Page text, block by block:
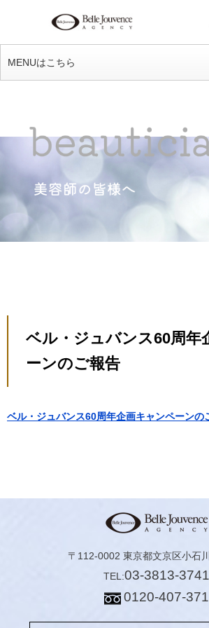
MENUはこちら
ベル・ジュバンス60周年
ーンのご報告
ベル・ジュバンス60周年企画キャンペーンの
〒112-0002 東京都文京区小石
TEL:03-3813-3741
0120-407-371